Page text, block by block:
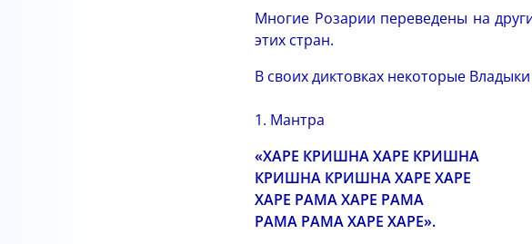
Многие Розарии переведены на
этих стран.
В своих диктовках некоторые
1. Мантра
«ХАРЕ КРИШНА ХАРЕ КРИШНА
КРИШНА КРИШНА ХАРЕ ХАРЕ
ХАРЕ РАМА ХАРЕ РАМА
РАМА РАМА ХАРЕ ХАРЕ».